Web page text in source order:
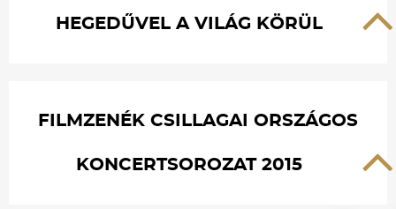
HEGEDŰVEL A VILÁG KÖRÜL
FILMZENÉK CSILLAGAI ORSZÁGOS
KONCERTSOROZAT 2015